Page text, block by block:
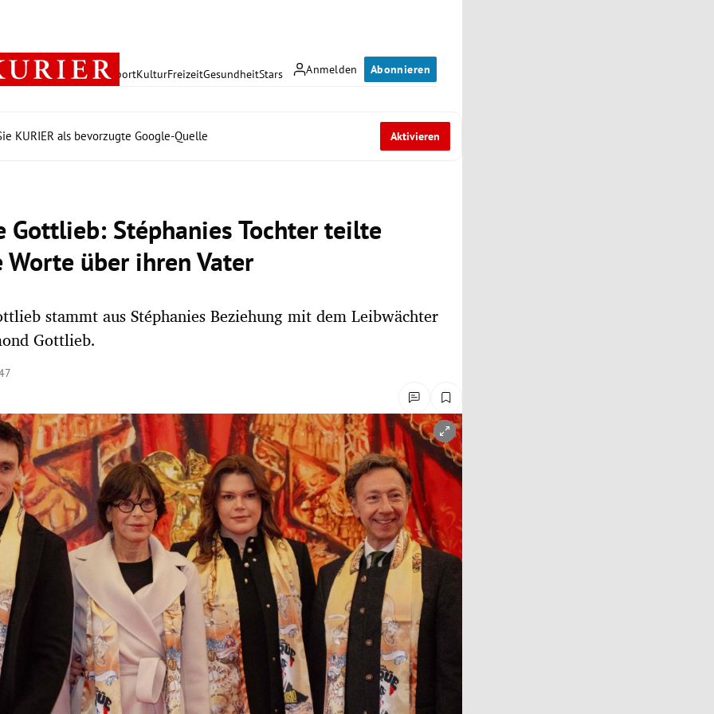
Anmelden Abonnieren
PolitikWirtschaft SportKulturFreizeitGesundheitStars
KURIER als bevorzugte Google-Quelle Aktivieren
Gottlieb: Stéphanies Tochter teilte
Worte über ihren Vater
stammt aus Stéphanies Beziehung mit dem Leibwächter
Gottlieb.
öffnen/schließen